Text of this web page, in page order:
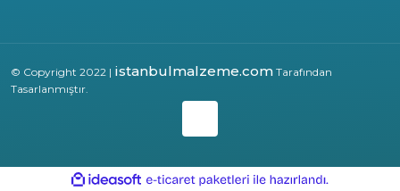
© Copyright 2022 | istanbulmalzeme.com Tarafından
Tasarlanmıştır.
ideasoft
e-